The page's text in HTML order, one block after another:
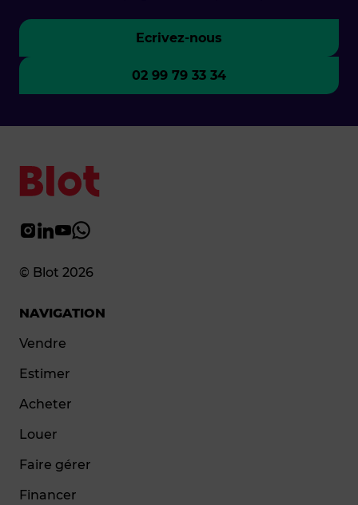
Ecrivez-nous
02 99 79 33 34
© Blot 2026
NAVIGATION
Vendre
Estimer
Acheter
Louer
Faire gérer
Financer